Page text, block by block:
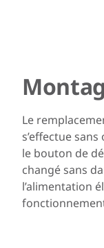
Le
s’effectue
le bouton de
changé sans
l’alimentation